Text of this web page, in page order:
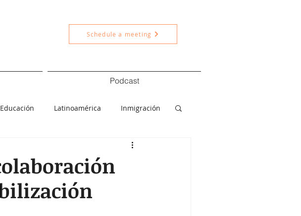
Schedule a meeting
Podcast
Educación Latinoamérica Inmigración
Nacional